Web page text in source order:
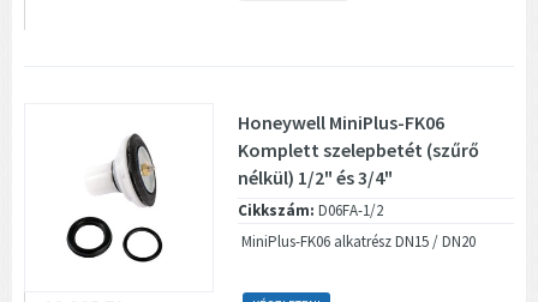
Honeywell MiniPlus-FK06
Komplett szelepbetét (szűrő
nélkül) 1/2" és 3/4"
Cikkszám: D06FA-1/2
MiniPlus-FK06 alkatrész DN15 / DN20